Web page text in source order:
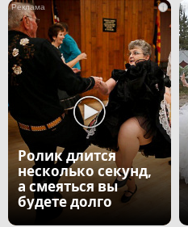
i
Ролик длится
несколько секунд,
а смеяться вы
будете долго